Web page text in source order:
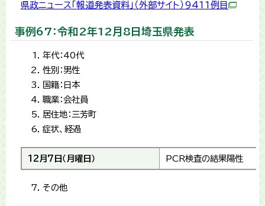
県政ニュース「報道発表資料」（外部サイト）9411例目
事例67：令和2年12月8日埼玉県発表
年代：40代
性別：男性
国籍：日本
職業：会社員
居住地：三芳町
症状、経過
12月7日（月曜日） PCR検査の結果陽性
その他